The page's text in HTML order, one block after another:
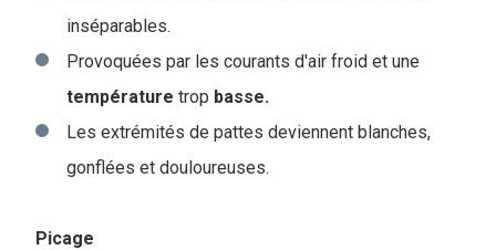
inséparables.
Provoquées par les courants d'air froid et une
température trop basse.
Les extrémités de pattes deviennent blanches,
gonflées et douloureuses.
Picage